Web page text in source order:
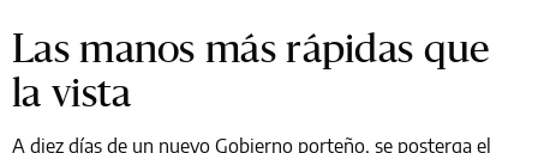
Las manos más rápidas que
la vista
A diez días de un nuevo Gobierno porteño, se posterga el